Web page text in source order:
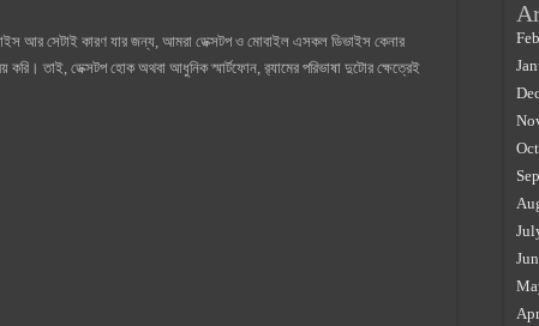
আর সেটাই কারণ যার জন্য, আমরা ডেক্সটপ ও মোবাইল এসকল ডিভাইস কেনার
তাই, ডেক্সটপ হোক অথবা আধুনিক স্মার্টফোন, র‍্যামের পরিভাষা দুটোর ক্ষেত্রেই